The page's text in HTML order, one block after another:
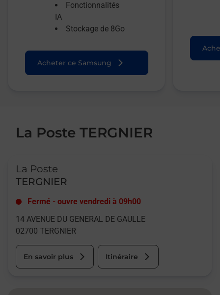
Fonctionnalités
IA
Stockage de 8Go
Acheter ce Samsung
La Poste TERGNIER
La Poste
TERGNIER
Fermé - ouvre vendredi à 09h00
14 AVENUE DU GENERAL DE GAULLE
02700 TERGNIER
En savoir plus Itinéraire